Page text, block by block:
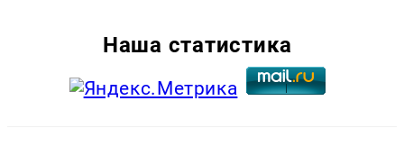
Наша статистика